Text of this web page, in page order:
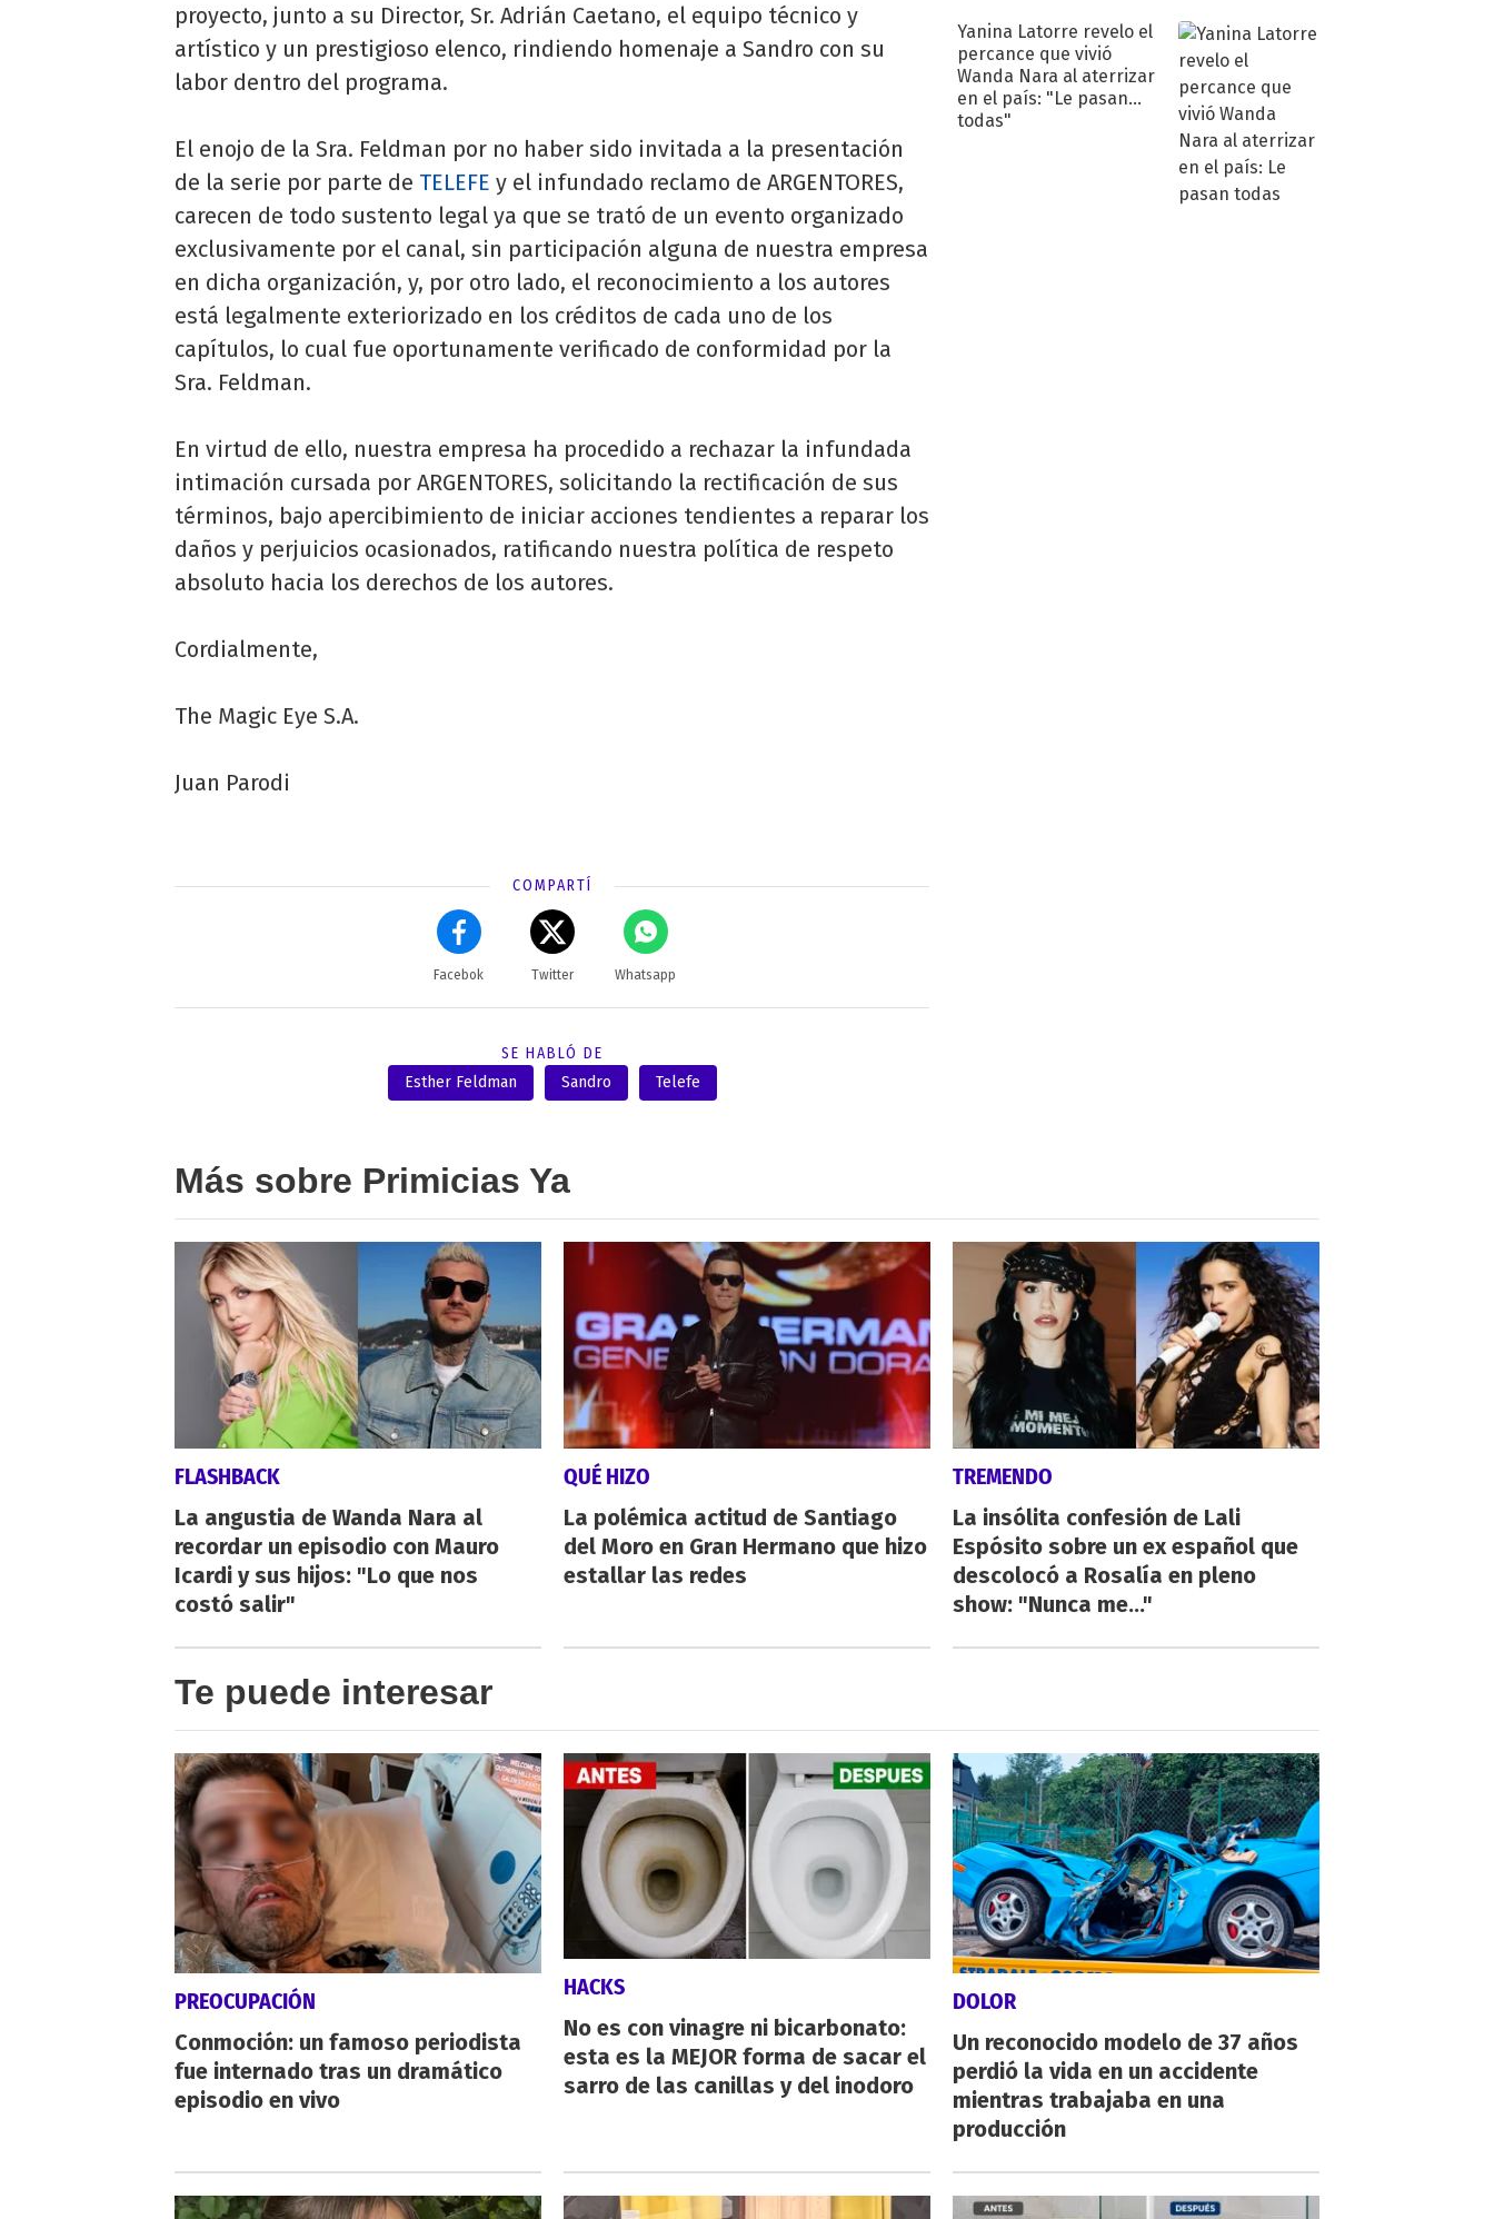
proyecto, junto a su Director, Sr. Adrián Caetano, el equipo técnico y
artístico y un prestigioso elenco, rindiendo homenaje a Sandro con su
labor dentro del programa.
El enojo de la Sra. Feldman por no haber sido invitada a la presentación
de la serie por parte de TELEFE y el infundado reclamo de ARGENTORES,
carecen de todo sustento legal ya que se trató de un evento organizado
exclusivamente por el canal, sin participación alguna de nuestra empresa
en dicha organización, y, por otro lado, el reconocimiento a los autores
está legalmente exteriorizado en los créditos de cada uno de los
capítulos, lo cual fue oportunamente verificado de conformidad por la
Sra. Feldman.
En virtud de ello, nuestra empresa ha procedido a rechazar la infundada
intimación cursada por ARGENTORES, solicitando la rectificación de sus
términos, bajo apercibimiento de iniciar acciones tendientes a reparar los
daños y perjuicios ocasionados, ratificando nuestra política de respeto
absoluto hacia los derechos de los autores.
Cordialmente,
The Magic Eye S.A.
Juan Parodi
COMPARTÍ
Facebok Twitter Whatsapp
SE HABLÓ DE
Esther Feldman
Sandro Telefe
Yanina Latorre revelo el
percance que vivió
Wanda Nara al aterrizar
en el país: "Le pasan
todas"
Más sobre Primicias Ya
FLASHBACK
La angustia de Wanda Nara al
recordar un episodio con Mauro
Icardi y sus hijos: "Lo que nos
costó salir"
QUÉ HIZO
La polémica actitud de Santiago
del Moro en Gran Hermano que hizo
estallar las redes
TREMENDO
La insólita confesión de Lali
Espósito sobre un ex español que
descolocó a Rosalía en pleno
show: "Nunca me..."
Te puede interesar
PREOCUPACIÓN
Conmoción: un famoso periodista
fue internado tras un dramático
episodio en vivo
HACKS
No es con vinagre ni bicarbonato:
esta es la MEJOR forma de sacar el
sarro de las canillas y del inodoro
DOLOR
Un reconocido modelo de 37 años
perdió la vida en un accidente
mientras trabajaba en una
producción